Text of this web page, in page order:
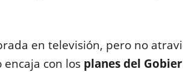
en televisión, pero no
con los planes del